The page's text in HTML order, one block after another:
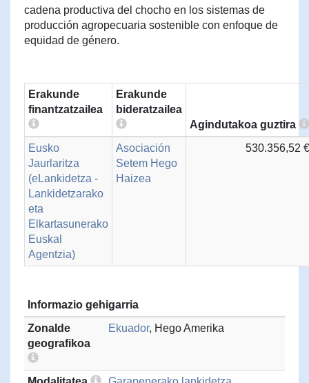
cadena productiva del chocho en los sistemas de
producción agropecuaria sostenible con enfoque de
equidad de género.
Erakunde
finantzatzailea
Erakunde
bideratzailea
Agindutakoa guztira
Eusko
Jaurlaritza
(eLankidetza -
Lankidetzarako
eta
Elkartasunerako
Euskal
Agentzia)
Asociación
Setem Hego
Haizea
530.356,52 €
Informazio gehigarria
Zonalde
geografikoa
Ekuador, Hego Amerika